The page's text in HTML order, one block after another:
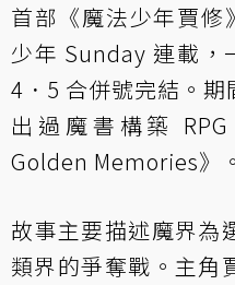
首部《魔法少年賈修
少年 Sunday 連載，
4．5 合併號完結。
出過魔書構築
Golden Memories》。
故事主要描述魔界為
類界的爭奪戰。主角